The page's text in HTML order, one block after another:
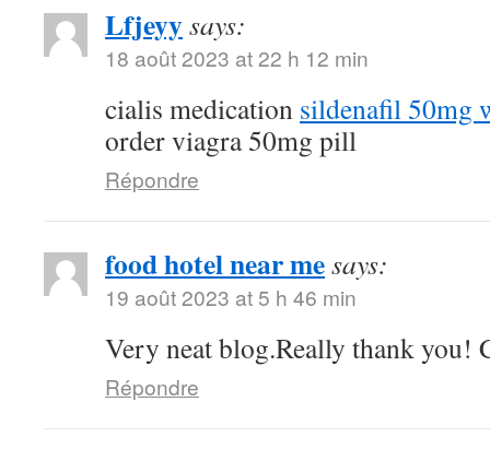
Lfjeyysays:
18 août 2023 at 22 h 12 min
cialis medication sildenafil 50mg
order viagra 50mg pill
Répondre
food hotel near mesays:
19 août 2023 at 5 h 46 min
Very neat blog.Really thank you!
Répondre